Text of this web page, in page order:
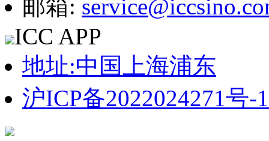
邮箱:
ICC APP
地址:中国上海浦东
沪ICP备2022024271号-1